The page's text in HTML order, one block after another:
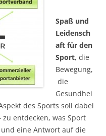
Spaß und
Leidensch
aft für den
Sport, die
Bewegung,
die
Gesundhei
des Sports soll dabei
entdecken, was Sport
eine Antwort auf die